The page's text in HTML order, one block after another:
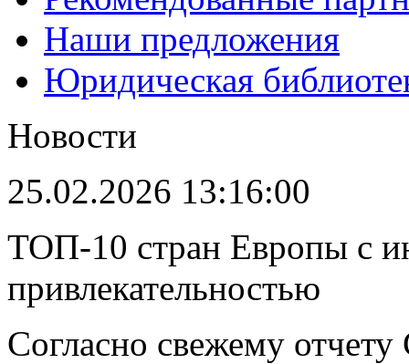
Наши предложения
Юридическая
Новости
25.02.2026 13:16:00
ТОП-10 стран Европы с
привлекательностью
Согласно свежему